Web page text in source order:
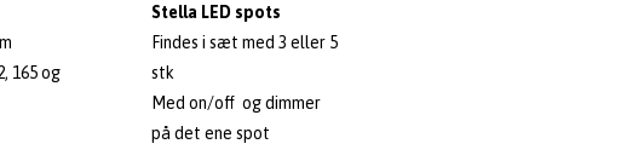
165 og
Stella LED spots
Findes i sæt med 3 eller 5
stk
Med on/off og dimmer
på det ene spot